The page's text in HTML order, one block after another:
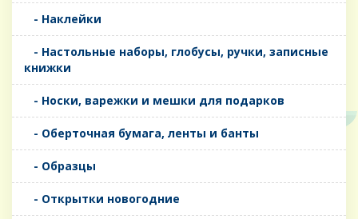
- Наклейки
- Настольные наборы, глобусы, ручки, записные
книжки
- Носки, варежки и мешки для подарков
- Оберточная бумага, ленты и банты
- Образцы
- Открытки новогодние